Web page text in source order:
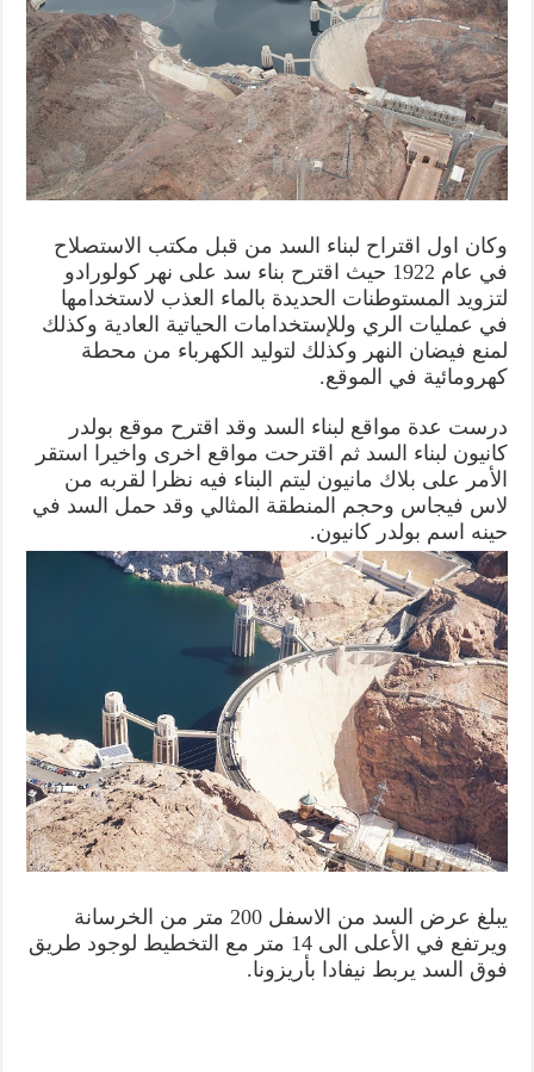
وكان اول اقتراح لبناء السد من قبل مكتب الاستصلاح
في عام 1922 حيث اقترح بناء سد على نهر كولورادو
لتزويد المستوطنات الحديدة بالماء العذب لاستخدامها
في عمليات الري وللإستخدامات الحياتية العادية وكذلك
لمنع فيضان النهر وكذلك لتوليد الكهرباء من محطة
كهرومائية في الموقع.
درست عدة مواقع لبناء السد وقد اقترح موقع بولدر
كانيون لبناء السد ثم اقترحت مواقع اخرى واخيرا استقر
الأمر على بلاك مانيون ليتم البناء فيه نظرا لقربه من
لاس فيجاس وحجم المنطقة المثالي وقد حمل السد في
حينه اسم بولدر كانيون.
يبلغ عرض السد من الاسفل 200 متر من الخرسانة
ويرتفع في الأعلى الى 14 متر مع التخطيط لوجود طريق
فوق السد يربط نيفادا بأريزونا.